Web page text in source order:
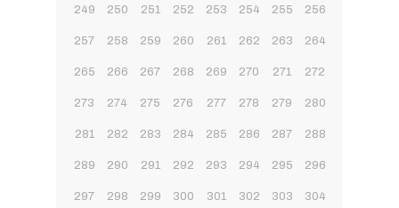
249 250 251 252 253 254 255 256
257 258 259 260 261 262 263 264
265 266 267 268 269 270 271 272
273 274 275 276 277 278 279 280
281 282 283 284 285 286 287 288
289 290 291 292 293 294 295 296
297 298 299 300 301 302 303 304